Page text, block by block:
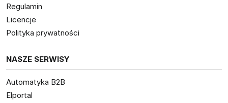
Regulamin
Licencje
Polityka prywatności
NASZE SERWISY
Automatyka B2B
Elportal